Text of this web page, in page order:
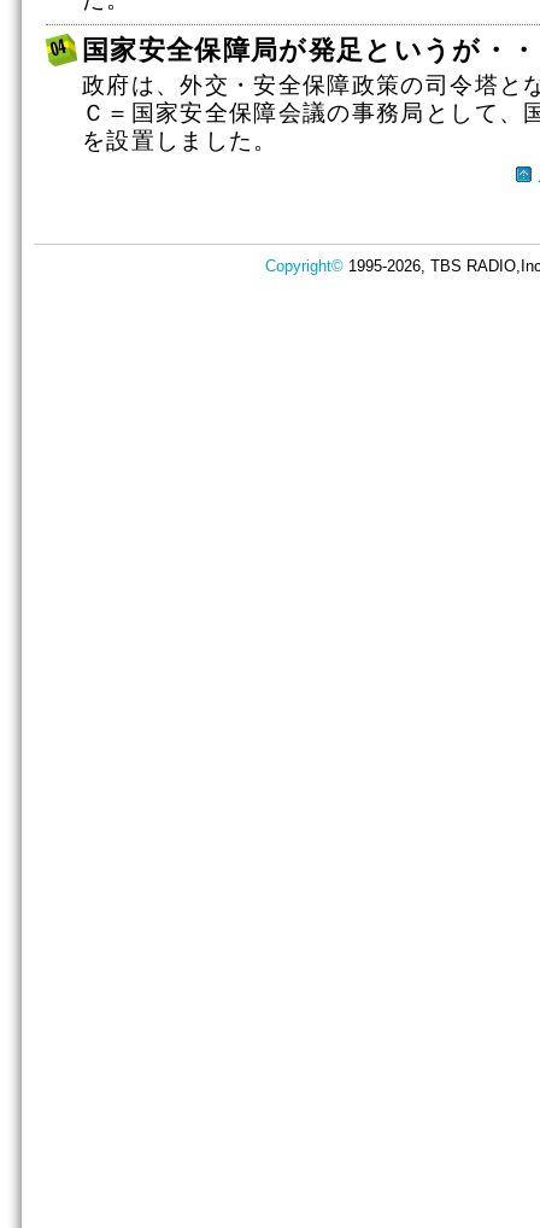
国家安全保障局が発足というが・
政府は、外交・安全保障政策の司令塔と
Ｃ＝国家安全保障会議の事務局として、
を設置しました。
Copyright© 1995-2026, TBS